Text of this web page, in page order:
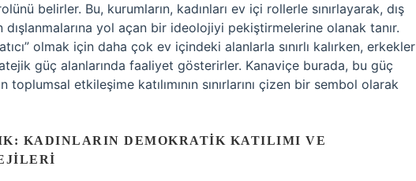
belirler. Bu, kurumların, kadınları ev içi rollerle sınırlayarak, dış
yol açan bir ideolojiyi pekiştirmelerine olanak tanır.
olmak için daha çok ev içindeki alanlarla sınırlı kalırken, erkekler
güç alanlarında faaliyet gösterirler. Kanaviçe burada, bu güç
etkileşime katılımının sınırlarını çizen bir sembol olarak
KADINLARIN DEMOKRATIK KATILIMI VE